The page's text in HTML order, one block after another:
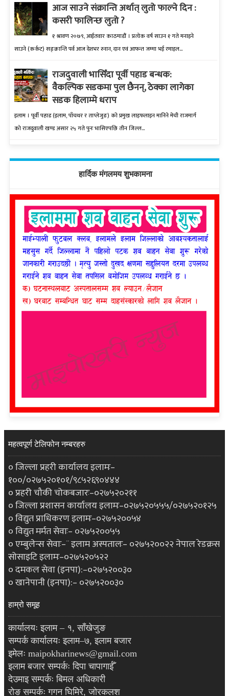
आज साउने संक्रान्ति अर्थात् लुतो फाल्ने दिन :
कसरी फालिन्छ लुतो ?
१ श्रावण २०७९, आईतवार काठमाडौं । प्रत्येक वर्ष साउन १ गते मनाइने
साउने (कर्कट) सङ्क्रान्ति पर्व आज देशभर स्नान, दान एवं आफन्त जम्मा भई रमाइल...
राजदुवाली भासिँदा पूर्वी पहाड बन्धक:
वैकल्पिक सडकमा पुल छैनन्, ठेक्का लागेका
सडक हिलाम्मे धराप
इलाम । पूर्वी पहाड (इलाम, पाँचथर र ताप्लेजुङ) को प्रमुख लाइफलाइन मानिने मेची राजमार्ग
को राजदुवाली खण्ड असार २५ गते पुनः भासिएपछि तीन जिल्ल...
हार्दिक मंगलमय शुभकामना
महत्वपूर्ण टेलिफोन नम्बरहरु
० जिल्ला प्रहरी कार्यालय इलामः–
१००/०२७५२०१०१/९८५२६९०४४४
० प्रहरी चौकी चोकबजारः–०२७५२०२११
० जिल्ला प्रशासन कार्यालय इलामः–०२७५२०५५५/०२७५२०१२५
० विद्युत प्राधिकरण इलामः–०२७५२००५४
० विद्युत मर्मत सेवाः– ०२७५२००५५
० एम्बुलेन्स सेवाः–¨ इलाम अस्पतालः– ०२७५२००२२ नेपाल रेडक्रस
सोसाइटि इलामः–०२७५२०५२२
० दमकल सेवा (इनपा):–०२७५२००३०
० खानेपानी (इनपा):– ०२७५२००३०
हाम्रो समूह
कार्यालयः इलाम – १, साँखेजुङ
सम्पर्क कार्यालयः इलाम–७, इलाम बजार
इमेलः maipokharinews@gmail.com
इलाम बजार सम्पर्कः दिपा चापागाईँ
देउमाइ सम्पर्कः बिमल अधिकारी
रोङ सम्पर्कः गगन घिमिरे, जोरकलश